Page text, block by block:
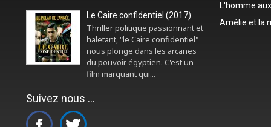
Le Caire confidentiel (2017)
Thriller politique passionnant et
haletant, "le Caire confidentiel"
nous plonge dans les arcanes
du pouvoir égyptien. C'est un
film marquant qui...
Suivez nous ...
L'homme
Amélie et la